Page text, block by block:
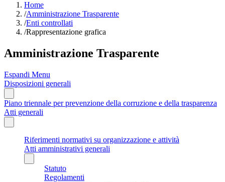
Home
/Amministrazione Trasparente
/Enti controllati
/Rappresentazione grafica
Amministrazione Trasparente
Espandi Menu
Disposizioni generali
Piano triennale per prevenzione della corruzione e della trasparenza
Atti generali
Riferimenti normativi su organizzazione e attività
Atti amministrativi generali
Statuto
Regolamenti